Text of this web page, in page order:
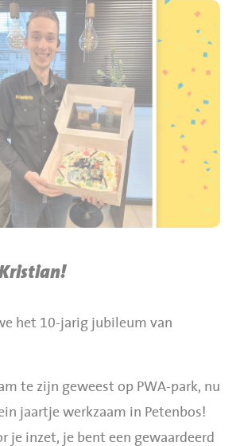
Huibers
Specials
het 10-jarig jubileum van
te zijn geweest op PWA-park, nu
jaartje werkzaam in Petenbos!
je inzet, je bent een gewaardeerd